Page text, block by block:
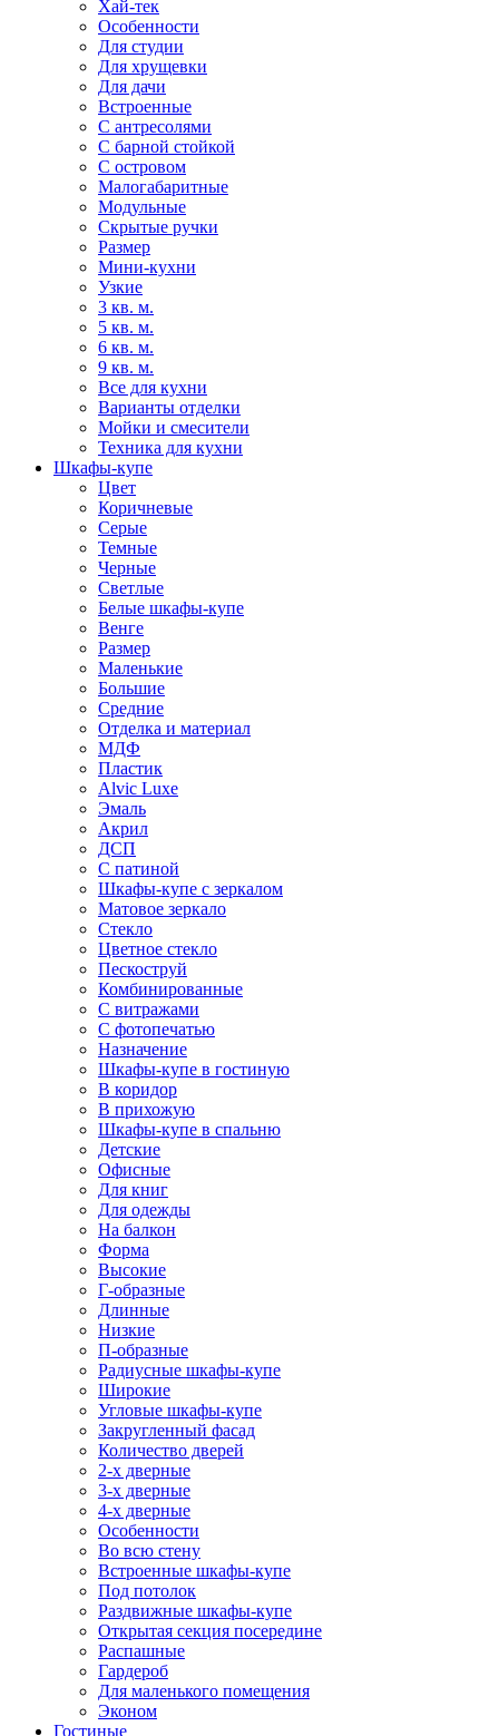
Хай-тек
Особенности
Для студии
Для хрущевки
Для дачи
Встроенные
С антресолями
С барной стойкой
С островом
Малогабаритные
Модульные
Скрытые ручки
Размер
Мини-кухни
Узкие
3 кв. м.
5 кв. м.
6 кв. м.
9 кв. м.
Все для кухни
Варианты отделки
Мойки и смесители
Техника для кухни
Шкафы-купе
Цвет
Коричневые
Серые
Темные
Черные
Светлые
Белые шкафы-купе
Венге
Размер
Маленькие
Большие
Средние
Отделка и материал
МДФ
Пластик
Alvic Luxe
Эмаль
Акрил
ДСП
С патиной
Шкафы-купе с зеркалом
Матовое зеркало
Стекло
Цветное стекло
Пескоструй
Комбинированные
С витражами
С фотопечатью
Назначение
Шкафы-купе в гостиную
В коридор
В прихожую
Шкафы-купе в спальню
Детские
Офисные
Для книг
Для одежды
На балкон
Форма
Высокие
Г-образные
Длинные
Низкие
П-образные
Радиусные шкафы-купе
Широкие
Угловые шкафы-купе
Закругленный фасад
Количество дверей
2-х дверные
3-х дверные
4-х дверные
Особенности
Во всю стену
Встроенные шкафы-купе
Под потолок
Раздвижные шкафы-купе
Открытая секция посередине
Распашные
Гардероб
Для маленького помещения
Эконом
Гостиные